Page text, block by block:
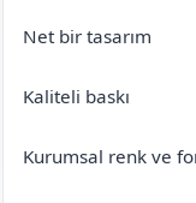
Net bir tasarım
Kaliteli baskı
Kurumsal renk ve